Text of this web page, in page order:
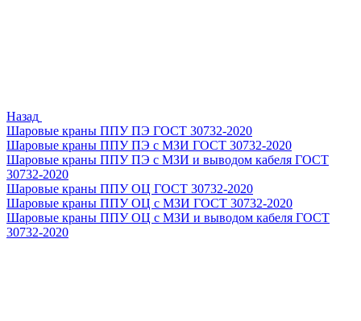
Назад
Шаровые краны ППУ ПЭ ГОСТ 30732-2020
Шаровые краны ППУ ПЭ с МЗИ ГОСТ 30732-2020
Шаровые краны ППУ ПЭ с МЗИ и выводом кабеля ГОСТ
30732-2020
Шаровые краны ППУ ОЦ ГОСТ 30732-2020
Шаровые краны ППУ ОЦ с МЗИ ГОСТ 30732-2020
Шаровые краны ППУ ОЦ с МЗИ и выводом кабеля ГОСТ
30732-2020